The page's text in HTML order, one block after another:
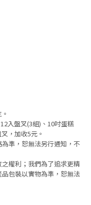
入盤叉(3組)、10吋蛋糕
，加收5元。
準，恕無法另行通知，不
權利；我們為了追求更精
包裝以實物為準，恕無法